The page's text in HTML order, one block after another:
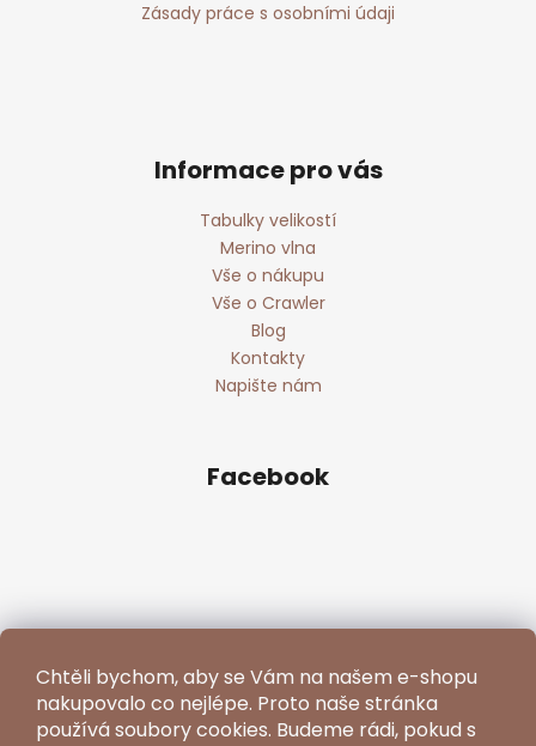
Chtěli bychom, aby se Vám na našem e-shopu
nakupovalo co nejlépe. Proto naše stránka
používá soubory cookies. Budeme rádi, pokud s
Zásady práce s osobními údaji
Informace pro vás
Tabulky velikostí
Merino vlna
Vše o nákupu
Vše o Crawler
Blog
Kontakty
Napište nám
Facebook